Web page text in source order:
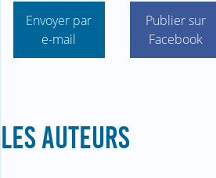
Envoyer par
e-mail
Publier sur
Facebook
LES AUTEURS